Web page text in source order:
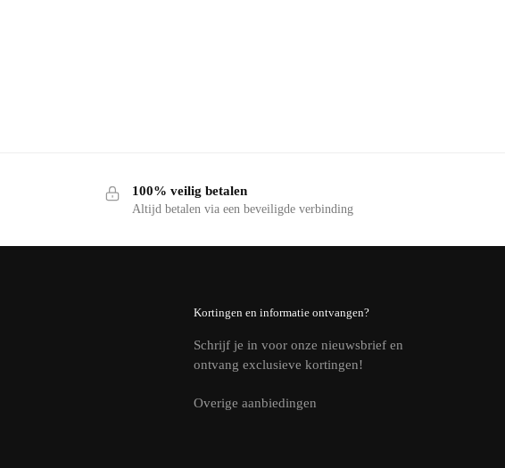
100% veilig betalen
Altijd betalen via een beveiligde verbinding
Kortingen en informatie ontvangen?
Schrijf je in voor onze nieuwsbrief en
ontvang exclusieve kortingen!
Overige aanbiedingen